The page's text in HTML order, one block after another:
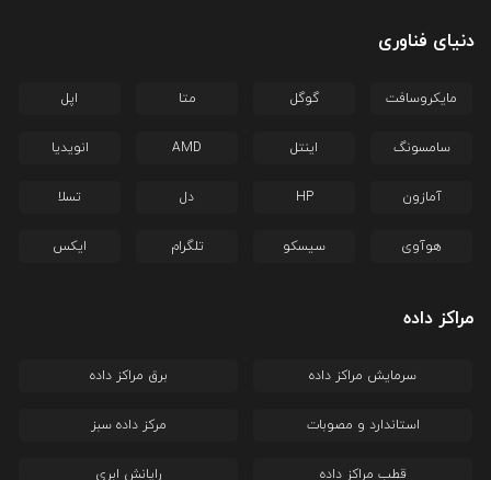
دنیای فناوری
مایکروسافت گوگل متا اپل
سامسونگ اینتل AMD انویدیا
آمازون HP دل تسلا
هوآوی سیسکو تلگرام ایکس
مراکز داده
سرمایش مراکز داده برق مراکز داده
استاندارد و مصوبات مرکز داده سبز
قطب مراکز داده رایانش ابری